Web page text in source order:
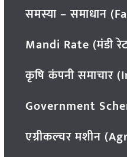
समस्या – समाधान
Mandi Rate (मंडी
कृषि कंपनी समाचार
Government
एग्रीकल्चर मशीन